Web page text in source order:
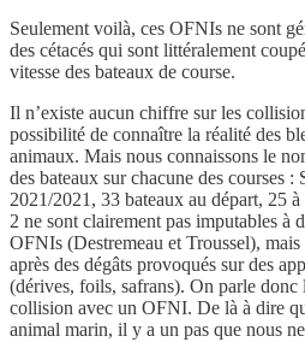
Seulement voilà, ces OFNIs ne sont
des cétacés qui sont littéralement
vitesse des bateaux de course.
Il n’existe aucun chiffre sur les
possibilité de connaître la réalité des
animaux. Mais nous connaissons le
des bateaux sur chacune des courses :
2021/2021, 33 bateaux au départ, 25
2 ne sont clairement pas imputables à
OFNIs (Destremeau et Troussel),
après des dégâts provoqués sur des
(dérives, foils, safrans). On parle donc
collision avec un OFNI. De là à dire
animal marin, il y a un pas que nous